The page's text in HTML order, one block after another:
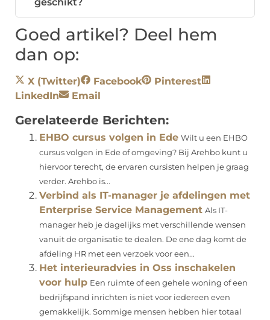
geschikt?
Goed artikel? Deel hem
dan op:
X (Twitter) Facebook
Pinterest
LinkedIn
Email
Gerelateerde Berichten:
EHBO cursus volgen in Ede Wilt u een EHBO
cursus volgen in Ede of omgeving? Bij Arehbo kunt u
hiervoor terecht, de ervaren cursisten helpen je graag
verder. Arehbo is...
Verbind als IT-manager je afdelingen met
Enterprise Service Management Als IT-
manager heb je dagelijks met verschillende wensen
vanuit de organisatie te dealen. De ene dag komt de
afdeling HR met een verzoek voor een...
Het interieuradvies in Oss inschakelen
voor hulp Een ruimte of een gehele woning of een
bedrijfspand inrichten is niet voor iedereen even
gemakkelijk. Sommige mensen hebben hier totaal